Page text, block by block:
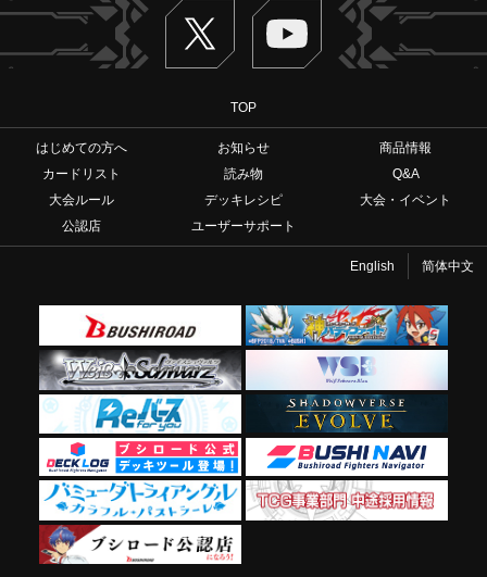
Twitter ヴァンガードch
TOP
はじめての方へ お知らせ
商品情報
カードリスト
読み物
Q&A
大会ルール
デッキレシピ
大会・イベント
公認店
ユーザーサポート
English 简体中文